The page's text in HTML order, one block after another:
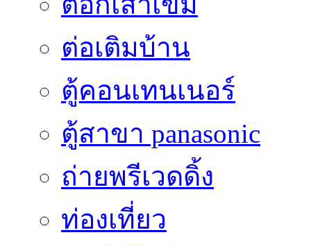
ต่อเติมบ้าน
ตู้คอนเทนเนอร์
ตู้สาขา panasonic
ถ่ายพรีเวดดิ้ง
ท่องเที่ยว